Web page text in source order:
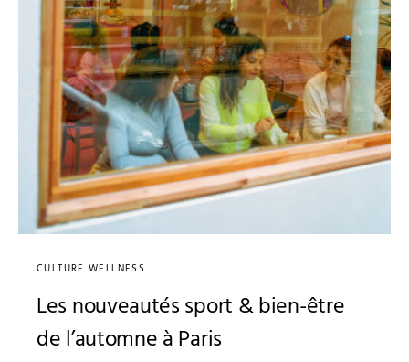
CULTURE WELLNESS
Les nouveautés sport & bien-être
de l’automne à Paris